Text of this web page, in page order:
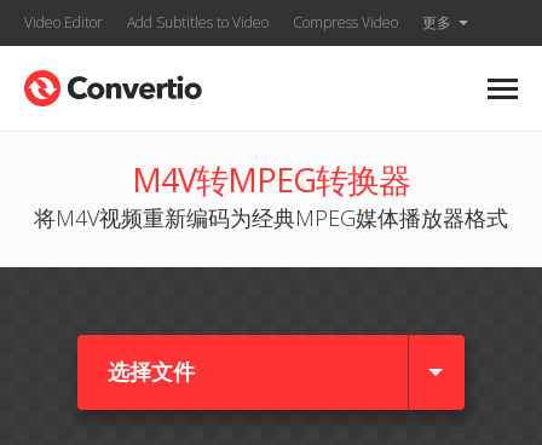
Video Editor Add Subtitles to Video Compress Video 更多
M4V转MPEG转换器
将M4V视频重新编码为经典MPEG媒体播放器格式
选择文件